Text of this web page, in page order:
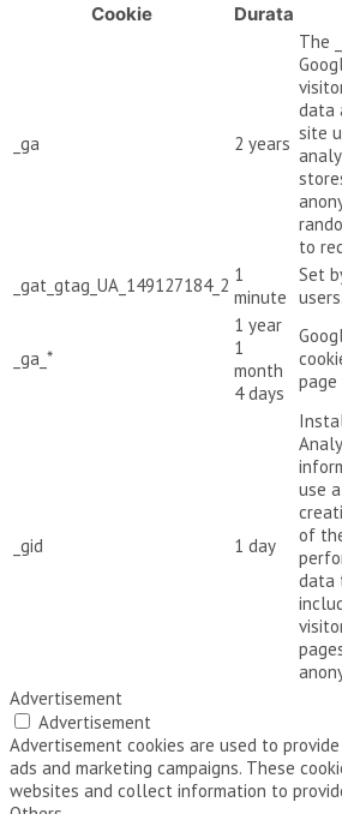
Cookie
Durata
_ga 2 years
The
data
site
to
_gat_gtag_UA_149127184_2 1
minute
Set
users.
_ga_*
1 year
1
month
4 days
page
_gid 1 day
use
of
data
Advertisement
Advertisement
Advertisement cookies are used to
ads and marketing campaigns. These
websites and collect information to